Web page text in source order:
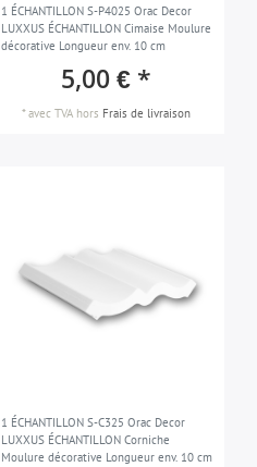
1 ÉCHANTILLON S-P4025 Orac Decor
LUXXUS ÉCHANTILLON Cimaise Moulure
décorative Longueur env. 10 cm
5,00 € *
*avec TVA hors Frais de livraison
1 ÉCHANTILLON S-C325 Orac Decor
LUXXUS ÉCHANTILLON Corniche
Moulure décorative Longueur env. 10 cm